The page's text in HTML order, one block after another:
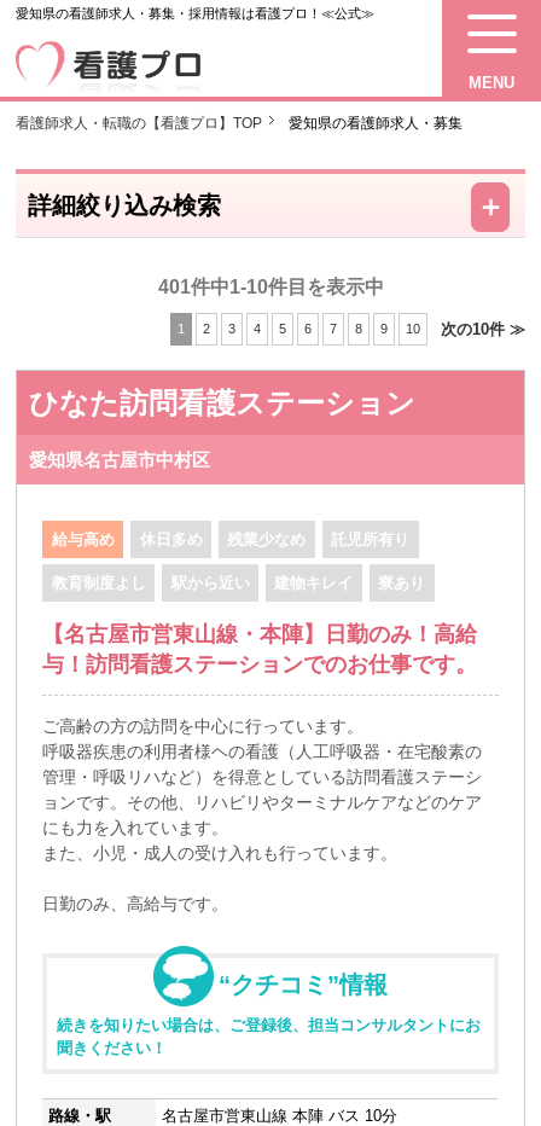
愛知県の看護師求人・募集・採用情報は看護プロ！≪公式≫
MENU
看護師求人・転職の【看護プロ】TOP 愛知県の看護師求人・募集
詳細絞り込み検索 －
＋
401件中1-10件目を表示中
1 2 3 4 5 6 7 8 9 10 次の10件 ≫
ひなた訪問看護ステーション
愛知県名古屋市中村区
給与高め 休日多め 残業少なめ 託児所有り
教育制度よし 駅から近い 建物キレイ 寮あり
【名古屋市営東山線・本陣】日勤のみ！高給
与！訪問看護ステーションでのお仕事です。
ご高齢の方の訪問を中心に行っています。
呼吸器疾患の利用者様ヘの看護（人工呼吸器・在宅酸素の
管理・呼吸リハなど）を得意としている訪問看護ステーシ
ョンです。その他、リハビリやターミナルケアなどのケア
にも力を入れています。
また、小児・成人の受け入れも行っています。
日勤のみ、高給与です。
“クチコミ”情報
続きを知りたい場合は、ご登録後、担当コンサルタントにお
聞きください！
路線・駅 名古屋市営東山線 本陣 バス 10分